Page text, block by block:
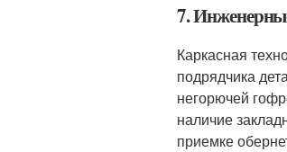
7.
Каркасная
подрядчика
негорючей
наличие
приемке